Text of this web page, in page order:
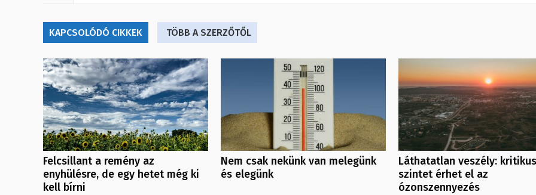
KAPCSOLÓDÓ CIKKEK TÖBB A SZERZŐTŐL
Felcsillant a remény az
enyhülésre, de egy hetet még ki
kell bírni
Nem csak nekünk van melegünk
és elegünk
Láthatatlan veszély: kritikus
szintet érhet el az
ózonszennyezés